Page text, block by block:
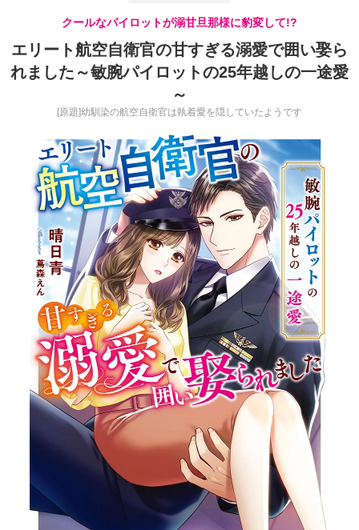
クールなパイロットが溺甘旦那様に豹変して!?
エリート航空自衛官の甘すぎる溺愛で囲い娶ら
れました～敏腕パイロットの25年越しの一途愛
～
[原題]幼馴染の航空自衛官は執着愛を隠していたようです